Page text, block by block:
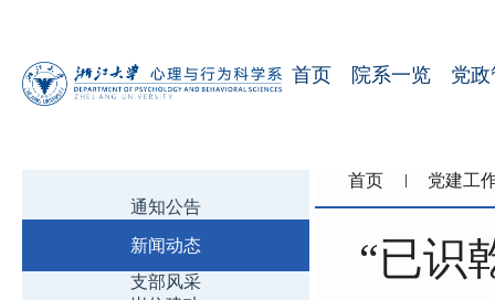
首页 院系一览 党
通知公告
新闻动态
支部风采
首页 党建工
“已识